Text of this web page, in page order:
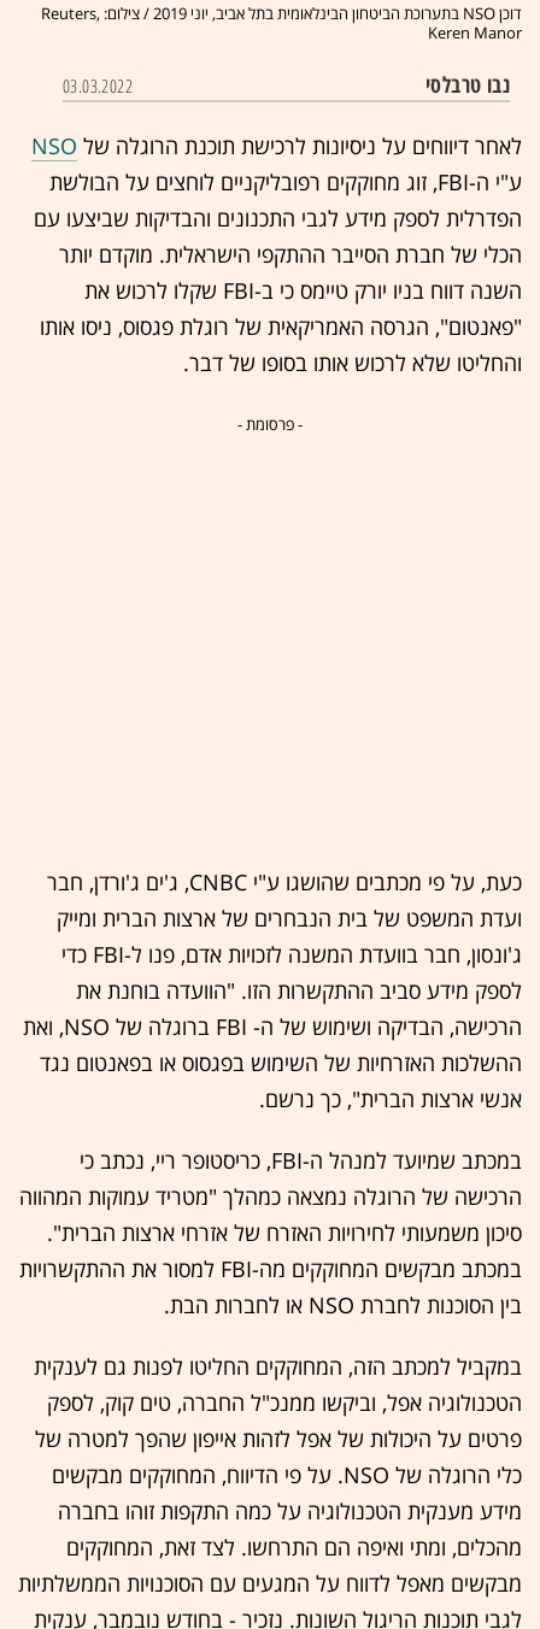
דוכן NSO בתערוכת הביטחון הבינלאומית בתל אביב, יוני 2019 / צילום: Reuters,
Keren Manor
נבו טרבלסי 03.03.2022
לאחר דיווחים על ניסיונות לרכישת תוכנת הרוגלה של NSO
ע"י ה-FBI, זוג מחוקקים רפובליקניים לוחצים על הבולשת
הפדרלית לספק מידע לגבי התכנונים והבדיקות שביצעו עם
הכלי של חברת הסייבר ההתקפי הישראלית. מוקדם יותר
השנה דווח בניו יורק טיימס כי ב-FBI שקלו לרכוש את
"פאנטום", הגרסה האמריקאית של רוגלת פגסוס, ניסו אותו
והחליטו שלא לרכוש אותו בסופו של דבר.
- פרסומת -
כעת, על פי מכתבים שהושגו ע"י CNBC, ג'ים ג'ורדן, חבר
ועדת המשפט של בית הנבחרים של ארצות הברית ומייק
ג'ונסון, חבר בוועדת המשנה לזכויות אדם, פנו ל-FBI כדי
לספק מידע סביב ההתקשרות הזו. "הוועדה בוחנת את
הרכישה, הבדיקה ושימוש של ה- FBI ברוגלה של NSO, ואת
ההשלכות האזרחיות של השימוש בפגסוס או בפאנטום נגד
אנשי ארצות הברית", כך נרשם.
במכתב שמיועד למנהל ה-FBI, כריסטופר ריי, נכתב כי
הרכישה של הרוגלה נמצאה כמהלך "מטריד עמוקות המהווה
סיכון משמעותי לחירויות האזרח של אזרחי ארצות הברית".
במכתב מבקשים המחוקקים מה-FBI למסור את ההתקשרויות
בין הסוכנות לחברת NSO או לחברות הבת.
במקביל למכתב הזה, המחוקקים החליטו לפנות גם לענקית
הטכנולוגיה אפל, וביקשו ממנכ"ל החברה, טים קוק, לספק
פרטים על היכולות של אפל לזהות אייפון שהפך למטרה של
כלי הרוגלה של NSO. על פי הדיווח, המחוקקים מבקשים
מידע מענקית הטכנולוגיה על כמה התקפות זוהו בחברה
מהכלים, ומתי ואיפה הם התרחשו. לצד זאת, המחוקקים
מבקשים מאפל לדווח על המגעים עם הסוכנויות הממשלתיות
לגבי תוכנות הריגול השונות. נזכיר - בחודש נובמבר, ענקית